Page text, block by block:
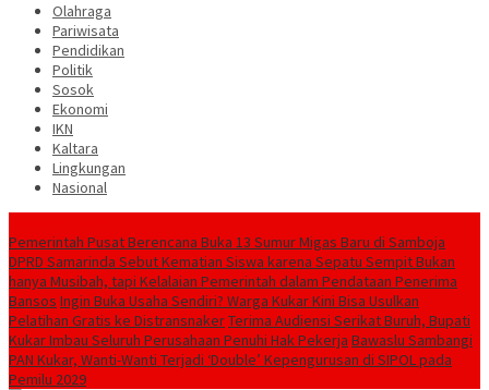
Olahraga
Pariwisata
Pendidikan
Politik
Sosok
Ekonomi
IKN
Kaltara
Lingkungan
Nasional
Pemerintah Pusat Berencana Buka 13 Sumur Migas Baru di Samboja
DPRD Samarinda Sebut Kematian Siswa karena Sepatu Sempit Bukan
hanya Musibah, tapi Kelalaian Pemerintah dalam Pendataan Penerima
Bansos Ingin Buka Usaha Sendiri? Warga Kukar Kini Bisa Usulkan
Pelatihan Gratis ke DistransnakerTerima Audiensi Serikat Buruh, Bupati
Kukar Imbau Seluruh Perusahaan Penuhi Hak Pekerja Bawaslu Sambangi
PAN Kukar, Wanti-Wanti Terjadi ‘Double’ Kepengurusan di SIPOL pada
Pemilu 2029